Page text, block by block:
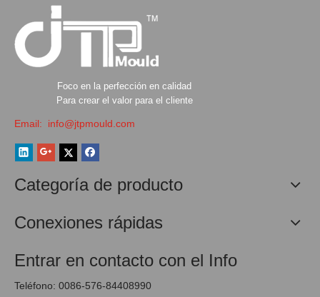
Foco en la perfección en calidad
Para crear el valor para el cliente
Email: info@jtpmould.com
Categoría de producto
Conexiones rápidas
Entrar en contacto con el Info
Teléfono: 0086-576-84408990